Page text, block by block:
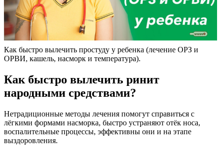
Как быстро вылечить простуду у ребенка (лечение ОРЗ и
ОРВИ, кашель, насморк и температура).
Как быстро вылечить ринит
народными средствами?
Нетрадиционные методы лечения помогут справиться с
лёгкими формами насморка, быстро устраняют отёк носа,
воспалительные процессы, эффективны они и на этапе
выздоровления.